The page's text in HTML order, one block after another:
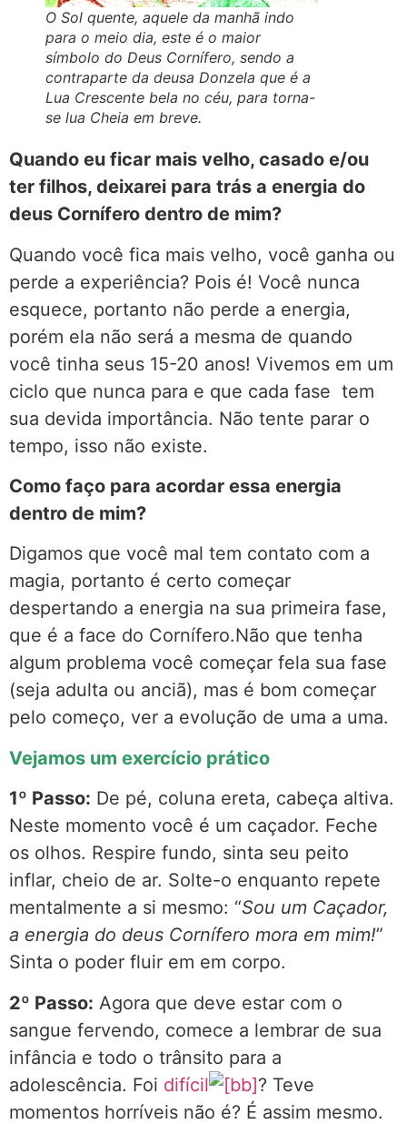
O Sol quente, aquele da manhã indo
para o meio dia, este é o maior
símbolo do Deus Cornífero, sendo a
contraparte da deusa Donzela que é a
Lua Crescente bela no céu, para torna-
se lua Cheia em breve.
Quando eu ficar mais velho, casado e/ou
ter filhos, deixarei para trás a energia do
deus Cornífero dentro de mim?
Quando você fica mais velho, você ganha ou
perde a experiência? Pois é! Você nunca
esquece, portanto não perde a energia,
porém ela não será a mesma de quando
você tinha seus 15-20 anos! Vivemos em um
ciclo que nunca para e que cada fase tem
sua devida importância. Não tente parar o
tempo, isso não existe.
Como faço para acordar essa energia
dentro de mim?
Digamos que você mal tem contato com a
magia, portanto é certo começar
despertando a energia na sua primeira fase,
que é a face do Cornífero.Não que tenha
algum problema você começar fela sua fase
(seja adulta ou anciã), mas é bom começar
pelo começo, ver a evolução de uma a uma.
Vejamos um exercício prático
1º Passo: De pé, coluna ereta, cabeça altiva.
Neste momento você é um caçador. Feche
os olhos. Respire fundo, sinta seu peito
inflar, cheio de ar. Solte-o enquanto repete
mentalmente a si mesmo: “Sou um Caçador,
a energia do deus Cornífero mora em mim!”
Sinta o poder fluir em em corpo.
2º Passo: Agora que deve estar com o
sangue fervendo, comece a lembrar de sua
infância e todo o trânsito para a
adolescência. Foi difícil
? Teve
momentos horríveis não é? É assim mesmo.